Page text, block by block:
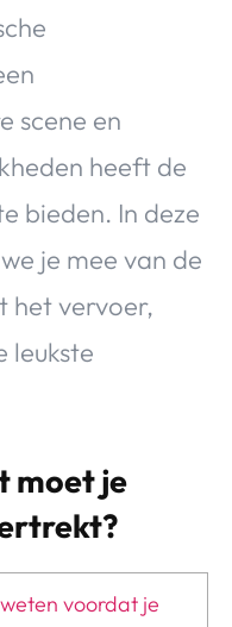
scene en
heeft de
bieden. In deze
je mee van de
het vervoer,
leukste
moet je
voordat je